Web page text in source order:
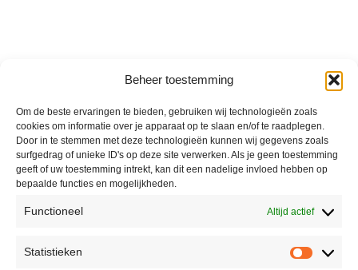
Beheer toestemming
Om de beste ervaringen te bieden, gebruiken wij technologieën zoals
cookies om informatie over je apparaat op te slaan en/of te raadplegen.
Door in te stemmen met deze technologieën kunnen wij gegevens zoals
surfgedrag of unieke ID's op deze site verwerken. Als je geen toestemming
geeft of uw toestemming intrekt, kan dit een nadelige invloed hebben op
bepaalde functies en mogelijkheden.
Functioneel Altijd actief
Statistieken